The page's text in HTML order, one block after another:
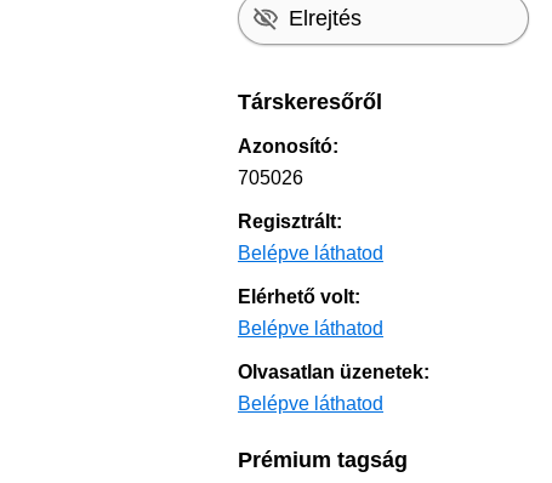
Elrejtés
Társkeresőről
Azonosító:
705026
Regisztrált:
Belépve láthatod
Elérhető volt:
Belépve láthatod
Olvasatlan üzenetek:
Belépve láthatod
Prémium tagság